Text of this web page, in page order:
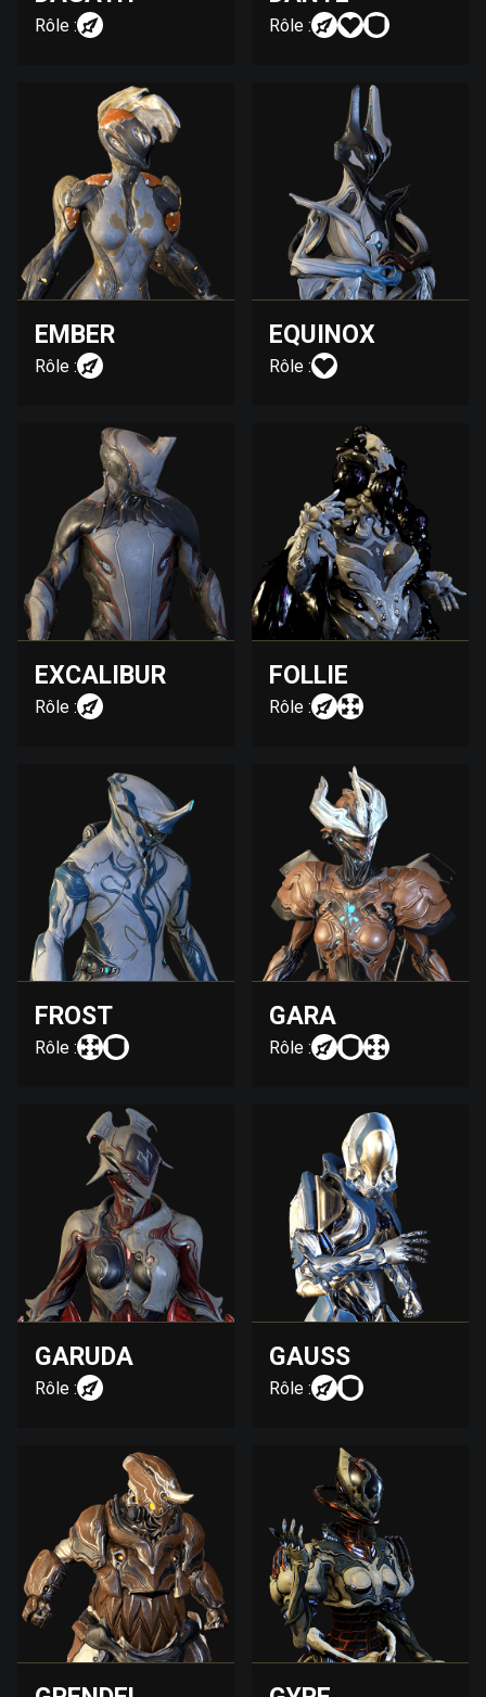
Rôle : Rôle :
EMBER
Rôle :
EQUINOX
Rôle :
EXCALIBUR
Rôle :
FOLLIE
Rôle :
FROST
Rôle :
GARA
Rôle :
GARUDA
Rôle :
GAUSS
Rôle :